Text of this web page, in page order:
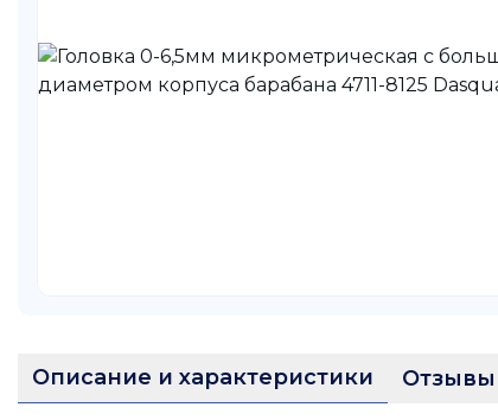
Описание и характеристики Отзывы